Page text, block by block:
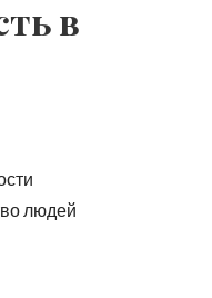
в
людей